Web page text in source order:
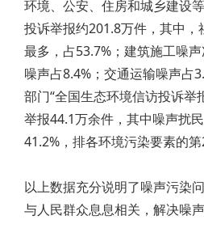
环境、公安、住房和城乡建设
投诉举报约201.8万件，其中，
最多，占53.7%；建筑施工噪
噪声占8.4%；交通运输噪声占
部门“全国生态环境信访投诉举
举报44.1万余件，其中噪声扰
41.2%，排各环境污染要素的第
以上数据充分说明了噪声污染
与人民群众息息相关，解决噪